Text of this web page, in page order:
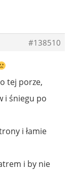
#138510
tej porze,
i śniegu po
i łamie
i by nie